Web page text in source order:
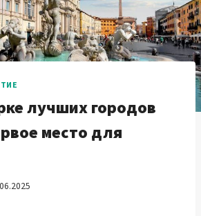
лучших городов
место для